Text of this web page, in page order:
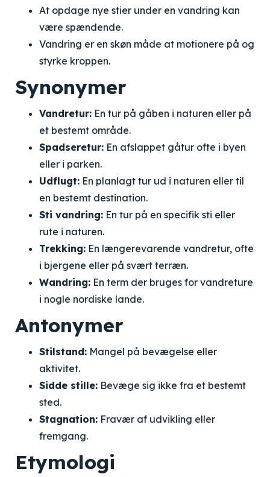
At opdage nye stier under en vandring kan
være spændende.
Vandring er en skøn måde at motionere på og
styrke kroppen.
Synonymer
Vandretur: En tur på gåben i naturen eller på
et bestemt område.
Spadseretur: En afslappet gåtur ofte i byen
eller i parken.
Udflugt: En planlagt tur ud i naturen eller til
en bestemt destination.
Sti vandring: En tur på en specifik sti eller
rute i naturen.
Trekking: En længerevarende vandretur, ofte
i bjergene eller på svært terræn.
Wandring: En term der bruges for vandreture
i nogle nordiske lande.
Antonymer
Stilstand: Mangel på bevægelse eller
aktivitet.
Sidde stille: Bevæge sig ikke fra et bestemt
sted.
Stagnation: Fravær af udvikling eller
fremgang.
Etymologi